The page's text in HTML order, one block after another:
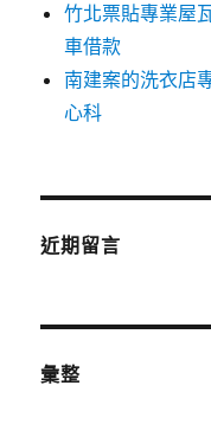
竹北票貼專業屋
車借款
南建案的洗衣店
心科
近期留言
彙整